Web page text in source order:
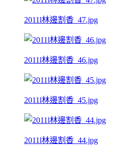
2011l林邊割香_47.jpg
2011l林邊割香_46.jpg
2011l林邊割香_45.jpg
2011l林邊割香_44.jpg